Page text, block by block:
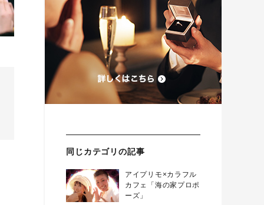
同じカテゴリの記事
アイプリモ×カラフル
カフェ「海の家プロポ
ーズ」